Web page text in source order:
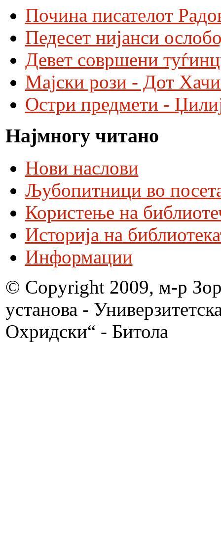
Почина писателот
Педесет нијанси
Девет совршени
Мајски рози - Дот
Остри предмети -
Најмногу читано
Нови наслови
Љубопитници во
Користење на
Историја на
Информации
© Copyright 2009, м-р
установа -
Охридски“ - Битола